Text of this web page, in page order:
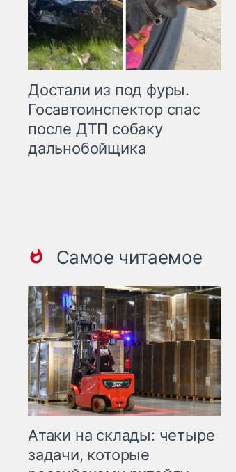
Достали из под фуры.
Госавтоинспектор спас
после ДТП собаку
дальнобойщика
Самое читаемое
Атаки на склады: четыре
задачи, которые